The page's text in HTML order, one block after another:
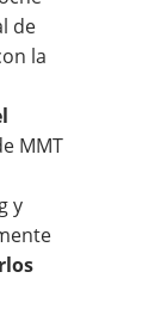
de
la
MMT
y